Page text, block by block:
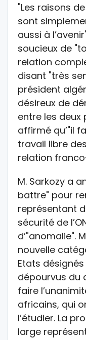
"Les raisons
sont
aussi à
soucieux de
relation
disant "très
président
désireux de
entre les deux
affirmé qu’"il
travail libre
relation
M. Sarkozy a
battre" pour
représentant
sécurité de
d’"anomalie".
nouvelle
Etats
dépourvus du
faire
africains, qui
l’étudier. La
large